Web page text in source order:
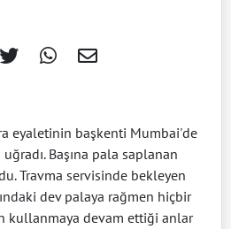
eyaletinin başkenti Mumbai'de
Başına pala saplanan
Travma servisinde bekleyen
dev palaya rağmen hiçbir
kullanmaya devam ettiği anlar